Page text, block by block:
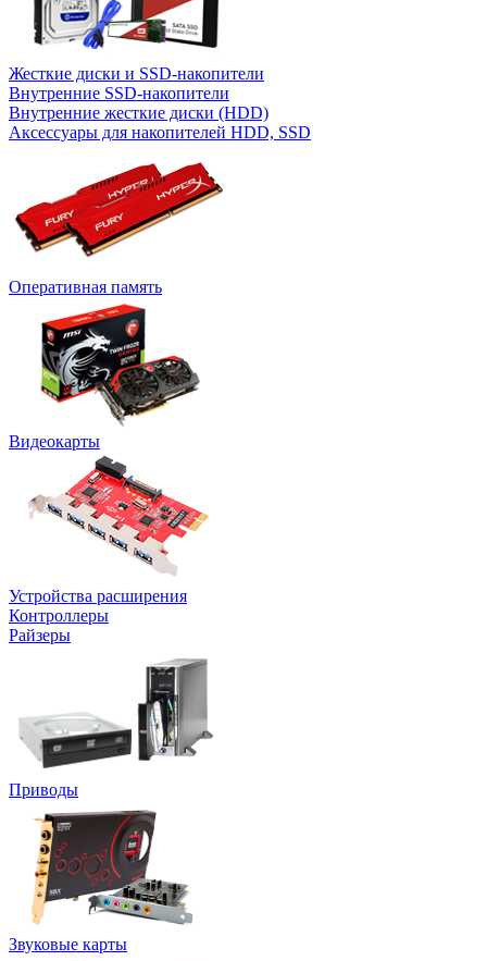
Жесткие диски и SSD-накопители
Внутренние SSD-накопители
Внутренние жесткие диски (HDD)
Аксессуары для накопителей HDD, SSD
Оперативная память
Видеокарты
Устройства расширения
Контроллеры
Райзеры
Приводы
Звуковые карты